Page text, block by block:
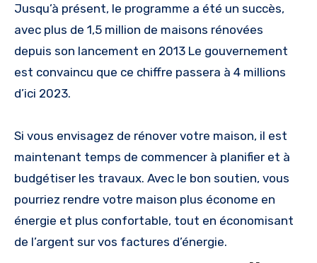
Jusqu’à présent, le programme a été un succès,
avec plus de 1,5 million de maisons rénovées
depuis son lancement en 2013 Le gouvernement
est convaincu que ce chiffre passera à 4 millions
d’ici 2023.
Si vous envisagez de rénover votre maison, il est
maintenant temps de commencer à planifier et à
budgétiser les travaux. Avec le bon soutien, vous
pourriez rendre votre maison plus économe en
énergie et plus confortable, tout en économisant
de l’argent sur vos factures d’énergie.